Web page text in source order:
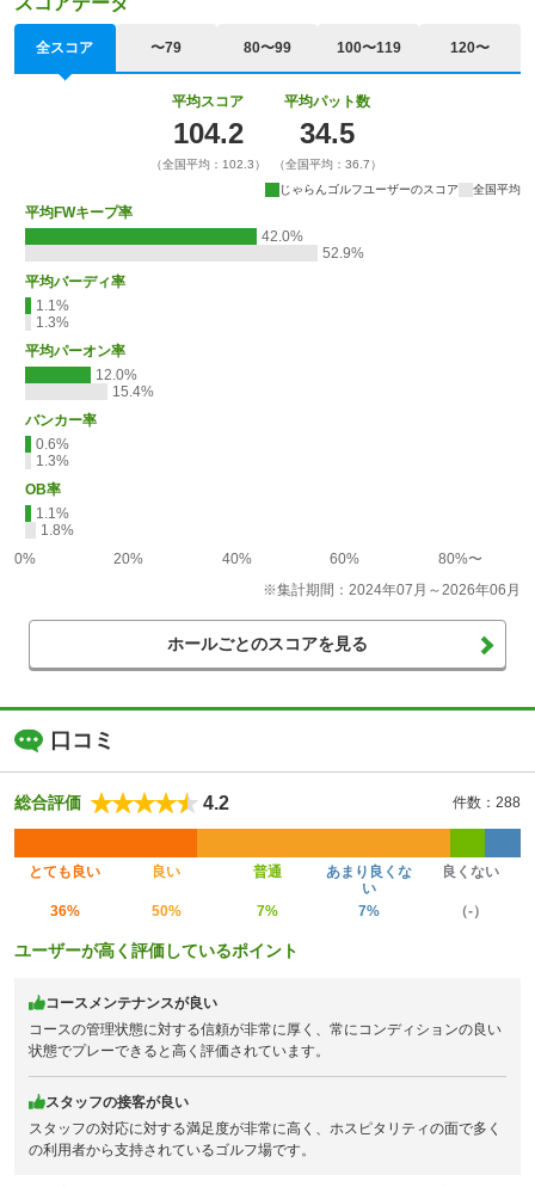
全スコア 〜79 80〜99 100〜119 120〜
平均スコア
104.2
（全国平均：102.3）
平均パット数
34.5
（全国平均：36.7）
じゃらんゴルフユーザーのスコア
全国平均
平均FWキープ率
42.0%
52.9%
平均バーディ率
1.1%
1.3%
平均パーオン率
12.0%
15.4%
バンカー率
0.6%
1.3%
OB率
1.1%
1.8%
0%
20% 40% 60%
80%〜
※集計期間：2024年07月～2026年06月
ホールごとのスコアを見る
口コミ
総合評価 4.2 件数：288
とても良い 良い 普通
あまり良くな
い
良くない
36% 50% 7% 7% （-）
ユーザーが高く評価しているポイント
コースメンテナンスが良い
コースの管理状態に対する信頼が非常に厚く、常にコンディションの良い
状態でプレーできると高く評価されています。
スタッフの接客が良い
スタッフの対応に対する満足度が非常に高く、ホスピタリティの面で多く
の利用者から支持されているゴルフ場です。